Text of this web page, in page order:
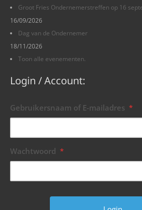
Groot Fries Ondernemerstreffen op 16
16/09/2026
Dag van de Ondernemer
18/11/2026
Toon alle evenementen.
Login / Account:
Gebruikersnaam of E-mailadres *
Wachtwoord *